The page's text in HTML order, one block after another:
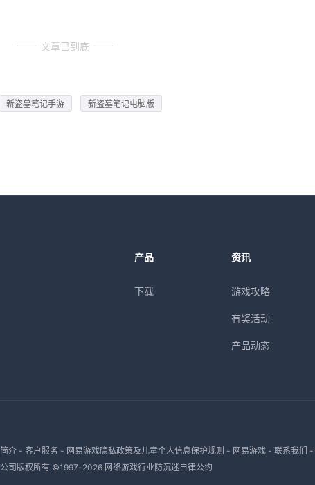
文章已到底
新盗墓笔记手游 新盗墓笔记电脑版
产品
下载
资讯
游戏攻略
有奖活动
产品动态
介- 客户服务- 网易游戏隐私政策及儿童个人信息保护规则 - 网易游戏- 联系我们 -
司版权所有 ©1997-2026 网络游戏行业防沉迷自律公约